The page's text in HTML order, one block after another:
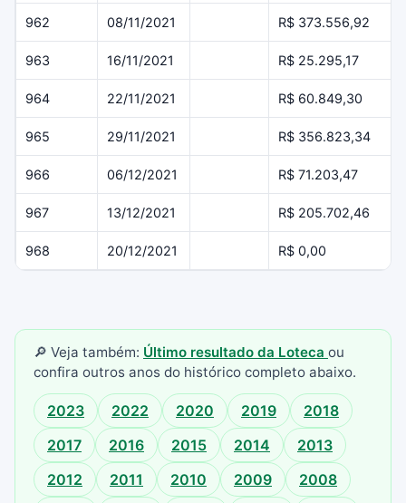
962 08/11/2021 R$ 373.556,92
963 16/11/2021 R$ 25.295,17
964 22/11/2021 R$ 60.849,30
965 29/11/2021 R$ 356.823,34
966 06/12/2021 R$ 71.203,47
967 13/12/2021 R$ 205.702,46
968 20/12/2021 R$ 0,00
🔎 Veja também: Último resultado da Loteca ou
confira outros anos do histórico completo abaixo.
2023 2022 2020 2019
2018
2017
2016 2015 2014
2013
2012
2011 2010 2009 2008